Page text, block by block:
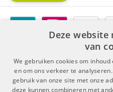
Algemene voorwaarden |
Sitemap |
Deze
van
We gebruiken cookies om
en om ons verkeer te
gebruik van onze site met onze
deze kunnen combineren met